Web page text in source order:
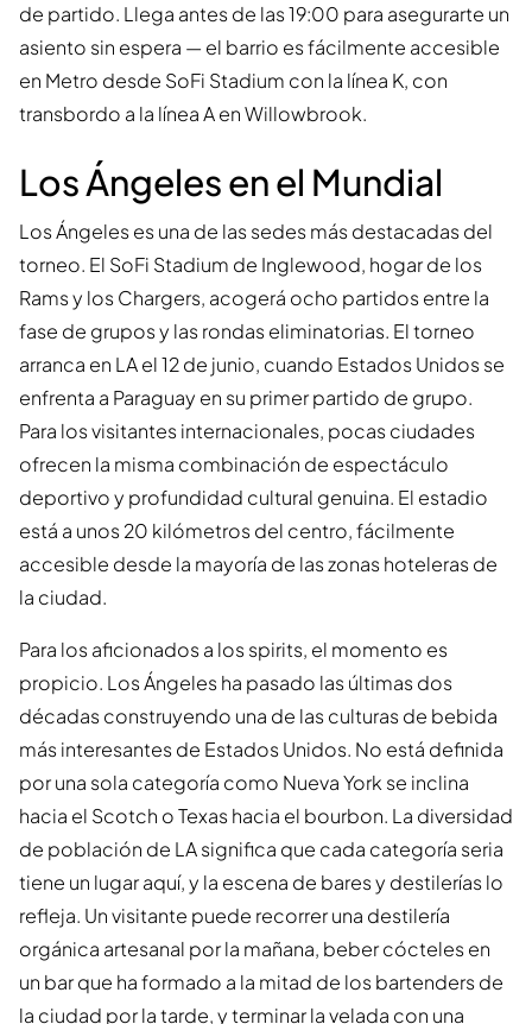
de partido. Llega antes de las 19:00 para asegurarte un
asiento sin espera — el barrio es fácilmente accesible
en Metro desde SoFi Stadium con la línea K, con
transbordo a la línea A en Willowbrook.
Los Ángeles en el Mundial
Los Ángeles es una de las sedes más destacadas del
torneo. El SoFi Stadium de Inglewood, hogar de los
Rams y los Chargers, acogerá ocho partidos entre la
fase de grupos y las rondas eliminatorias. El torneo
arranca en LA el 12 de junio, cuando Estados Unidos se
enfrenta a Paraguay en su primer partido de grupo.
Para los visitantes internacionales, pocas ciudades
ofrecen la misma combinación de espectáculo
deportivo y profundidad cultural genuina. El estadio
está a unos 20 kilómetros del centro, fácilmente
accesible desde la mayoría de las zonas hoteleras de
la ciudad.
Para los aficionados a los spirits, el momento es
propicio. Los Ángeles ha pasado las últimas dos
décadas construyendo una de las culturas de bebida
más interesantes de Estados Unidos. No está definida
por una sola categoría como Nueva York se inclina
hacia el Scotch o Texas hacia el bourbon. La diversidad
de población de LA significa que cada categoría seria
tiene un lugar aquí, y la escena de bares y destilerías lo
refleja. Un visitante puede recorrer una destilería
orgánica artesanal por la mañana, beber cócteles en
un bar que ha formado a la mitad de los bartenders de
la ciudad por la tarde, y terminar la velada con una